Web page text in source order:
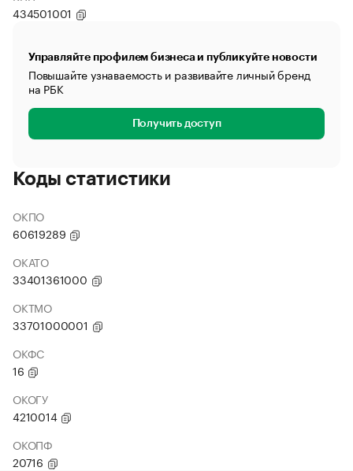
434501001
Управляйте профилем бизнеса и публикуйте новости
Повышайте узнаваемость и развивайте личный бренд
на РБК
Получить доступ
Коды статистики
ОКПО
60619289
ОКАТО
33401361000
ОКТМО
33701000001
ОКФС
16
ОКОГУ
4210014
ОКОПФ
20716